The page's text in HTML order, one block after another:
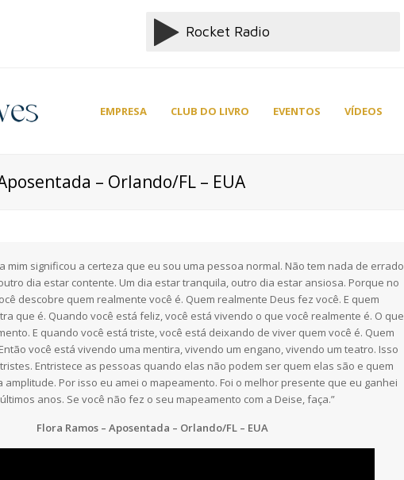
EMPRESA CLUB DO LIVRO EVENTOS VÍDEOS
– Orlando/FL – EUA
mim significou a certeza que eu sou uma pessoa normal. Não tem nada de errado
dia estar contente. Um dia estar tranquila, outro dia estar ansiosa. Porque no
descobre quem realmente você é. Quem realmente Deus fez você. E quem
que é. Quando você está feliz, você está vivendo o que você realmente é. O que
E quando você está triste, você está deixando de viver quem você é. Quem
você está vivendo uma mentira, vivendo um engano, vivendo um teatro. Isso
Entristece as pessoas quando elas não podem ser quem elas são e quem
amplitude. Por isso eu amei o mapeamento. Foi o melhor presente que eu ganhei
anos. Se você não fez o seu mapeamento com a Deise, faça.”
Flora Ramos – Aposentada – Orlando/FL – EUA